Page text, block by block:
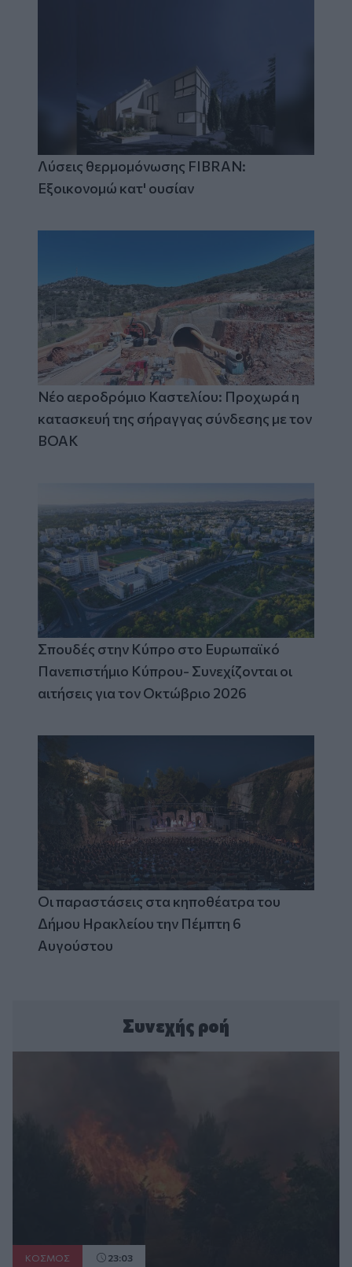
Λύσεις θερμομόνωσης FIBRAN:
Εξοικονομώ κατ' ουσίαν
Νέο αεροδρόμιο Καστελίου: Προχωρά η
κατασκευή της σήραγγας σύνδεσης με τον
ΒΟΑΚ
Σπουδές στην Κύπρο στο Ευρωπαϊκό
Πανεπιστήμιο Κύπρου- Συνεχίζονται οι
αιτήσεις για τον Οκτώβριο 2026
Οι παραστάσεις στα κηποθέατρα του
Δήμου Ηρακλείου την Πέμπτη 6
Αυγούστου
Συνεχής ροή
ΚΟΣΜΟΣ 23:03